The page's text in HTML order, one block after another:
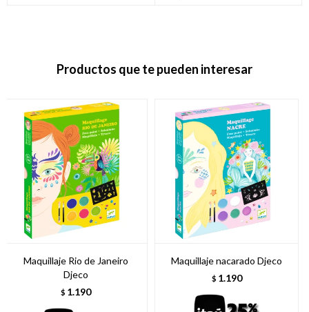
Productos que te pueden interesar
Maquillaje Rio de Janeiro
Djeco
$ 1.190
Maquillaje nacarado Djeco
$ 1.190